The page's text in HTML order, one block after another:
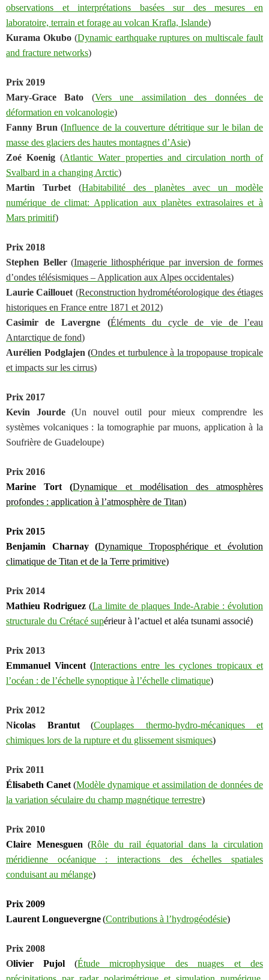
observations et interprétations basées sur des mesures en
laboratoire, terrain et forage au volcan Krafla, Islande)
Kurama Okubo(Dynamic earthquake ruptures on multiscale fault
and fracture networks)
Prix 2019
Mary-Grace Bato (Vers une assimilation des données de
déformation en volcanologie)
Fanny Brun (Influence de la couverture détritique sur le bilan de
masse des glaciers des hautes montagnes d’Asie)
Zoé Koenig (Atlantic Water properties and circulation north of
Svalbard in a changing Arctic)
Martin Turbet (Habitabilité des planètes avec un modèle
numérique de climat: Application aux planètes extrasolaires et à
Mars primitif)
Prix 2018
Stephen Beller (Imagerie lithosphérique par inversion de formes
d’ondes télésismiques – Application aux Alpes occidentales)
Laurie Caillouet (Reconstruction hydrométéorologique des étiages
historiques en France entre 1871 et 2012)
Casimir de Lavergne (Éléments du cycle de vie de l’eau
Antarctique de fond)
Aurélien Podglajen(Ondes et turbulence à la tropopause tropicale
et impacts sur les cirrus)
Prix 2017
Kevin Jourde(Un nouvel outil pour mieux comprendre les
systèmes volcaniques : la tomographie par muons, application à la
Soufrière de Guadeloupe)
Prix 2016
Marine Tort (Dynamique et modélisation des atmosphères
profondes : application à l’atmosphère de Titan)
Prix 2015
Benjamin Charnay (Dynamique Troposphérique et évolution
climatique de Titan et de la Terre primitive)
Prix 2014
Mathieu Rodriguez (La limite de plaques Inde-Arabie : évolution
structurale du Crétacé supérieur à l’actuel et aléa tsunami associé)
Prix 2013
Emmanuel Vincent (Interactions entre les cyclones tropicaux et
l’océan : de l’échelle synoptique à l’échelle climatique)
Prix 2012
Nicolas Brantut (Couplages thermo-hydro-mécaniques et
chimiques lors de la rupture et du glissement sismiques)
Prix 2011
Élisabeth Canet (Modèle dynamique et assimilation de données de
la variation séculaire du champ magnétique terrestre)
Prix 2010
Claire Menesguen (Rôle du rail équatorial dans la circulation
méridienne océanique : interactions des échelles spatiales
conduisant au mélange)
Prix 2009
Laurent Longuevergne(Contributions à l’hydrogéodésie)
Prix 2008
Olivier Pujol (Étude microphysique des nuages et des